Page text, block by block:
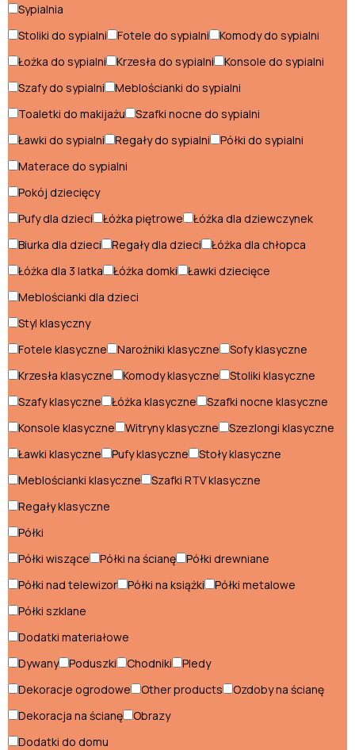
Szafki nocne industrialne
Szafki RTV industrialne
Styl klasyczny
Fotele klasyczne
Komody klasyczne
Konsole klasyczne
Krzesła klasyczne
Ławki klasyczne
Łóżka klasyczne
Meblościanki klasyczne
Pufy klasyczne
Regały klasyczne
Sofy klasyczne
Stoliki klasyczne
Szafki nocne klasyczne
Szafki RTV klasyczne
Szafy klasyczne
Witryny klasyczne
Styl loftowy
Sypialnia
Stoliki do sypialni
Fotele do sypialni
Komody do sypialni
Łożka do sypialni
Krzesła do sypialni
Konsole do sypialni
Szafy do sypialni
Meblościanki do sypialni
Toaletki do makijażu
Szafki nocne do sypialni
Ławki do sypialni
Regały do sypialni
Półki do sypialni
Materace do sypialni
Pokój dziecięcy
Pufy dla dzieci
Łóżka piętrowe
Łóżka dla dziewczynek
Biurka dla dzieci
Regały dla dzieci
Łóżka dla chłopca
Łóżka dla 3 latka
Łóżka domki
Ławki dziecięce
Meblościanki dla dzieci
Styl klasyczny
Fotele klasyczne
Narożniki klasyczne
Sofy klasyczne
Krzesła klasyczne
Komody klasyczne
Stoliki klasyczne
Szafy klasyczne
Łóżka klasyczne
Szafki nocne klasyczne
Konsole klasyczne
Witryny klasyczne
Szezlongi klasyczne
Ławki klasyczne
Pufy klasyczne
Stoły klasyczne
Meblościanki klasyczne
Szafki RTV klasyczne
Regały klasyczne
Półki
Półki wiszące
Półki na ścianę
Półki drewniane
Półki nad telewizor
Półki na książki
Półki metalowe
Półki szklane
Dodatki materiałowe
Dywany
Poduszki Chodniki
Pledy
Dekoracje ogrodowe
Other products
Ozdoby na ścianę
Dekoracja na ścianę
Obrazy
Dodatki do domu